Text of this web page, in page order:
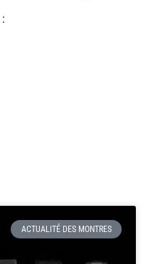
:
ACTUALITÉ DES MONTRES